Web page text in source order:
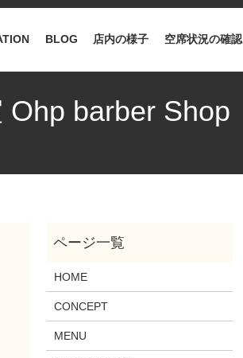
BLOG 店内の様子 空席状況の確認
Ohp barber Shop
HOME
CONCEPT
MENU